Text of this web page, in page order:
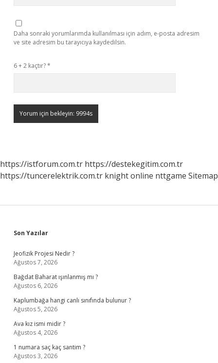
Daha sonraki yorumlarımda kullanılması için adım, e-posta adresim
ve site adresim bu tarayıcıya kaydedilsin.
6 + 2 kaçtır?*
https://istforum.com.tr https://destekegitim.com.tr
https://tuncerelektrik.com.tr knight online nttgame Sitemap
Sidebar
Son Yazılar
Jeofizik Projesi Nedir ?
Ağustos 7, 2026
Bağdat Baharat ışınlanmış mı ?
Ağustos 6, 2026
Kaplumbağa hangi canlı sınıfında bulunur ?
Ağustos 5, 2026
Ava kız ismi midir ?
Ağustos 4, 2026
1 numara saç kaç santim ?
Ağustos 3, 2026